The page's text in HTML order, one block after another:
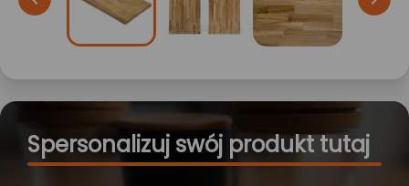
Spersonalizuj swój produkt tutaj